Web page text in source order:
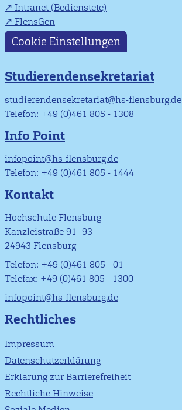
Intranet (Bedienstete)
FlensGen
Cookie Einstellungen
Studierendensekretariat
studierendensekretariat@hs-flensburg.de
Telefon: +49 (0)461 805 - 1308
Info Point
infopoint@hs-flensburg.de
Telefon: +49 (0)461 805 - 1444
Kontakt
Hochschule Flensburg
Kanzleistraße 91–93
24943 Flensburg
Telefon: +49 (0)461 805 - 01
Telefax: +49 (0)461 805 - 1300
infopoint@hs-flensburg.de
Rechtliches
Impressum
Datenschutzerklärung
Erklärung zur Barrierefreiheit
Rechtliche Hinweise